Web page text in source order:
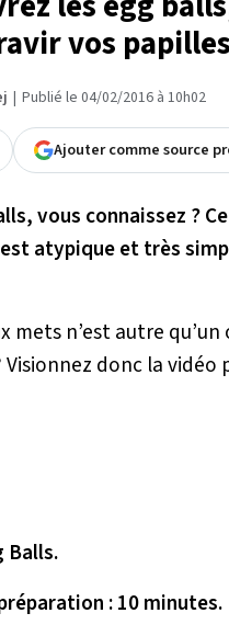
vos
Publié le 04/02/2016 à 10h02
Ajouter comme source
vous connaissez ?
atypique et très
mets n’est autre
Visionnez donc la vidéo
Balls.
: 10 minutes.